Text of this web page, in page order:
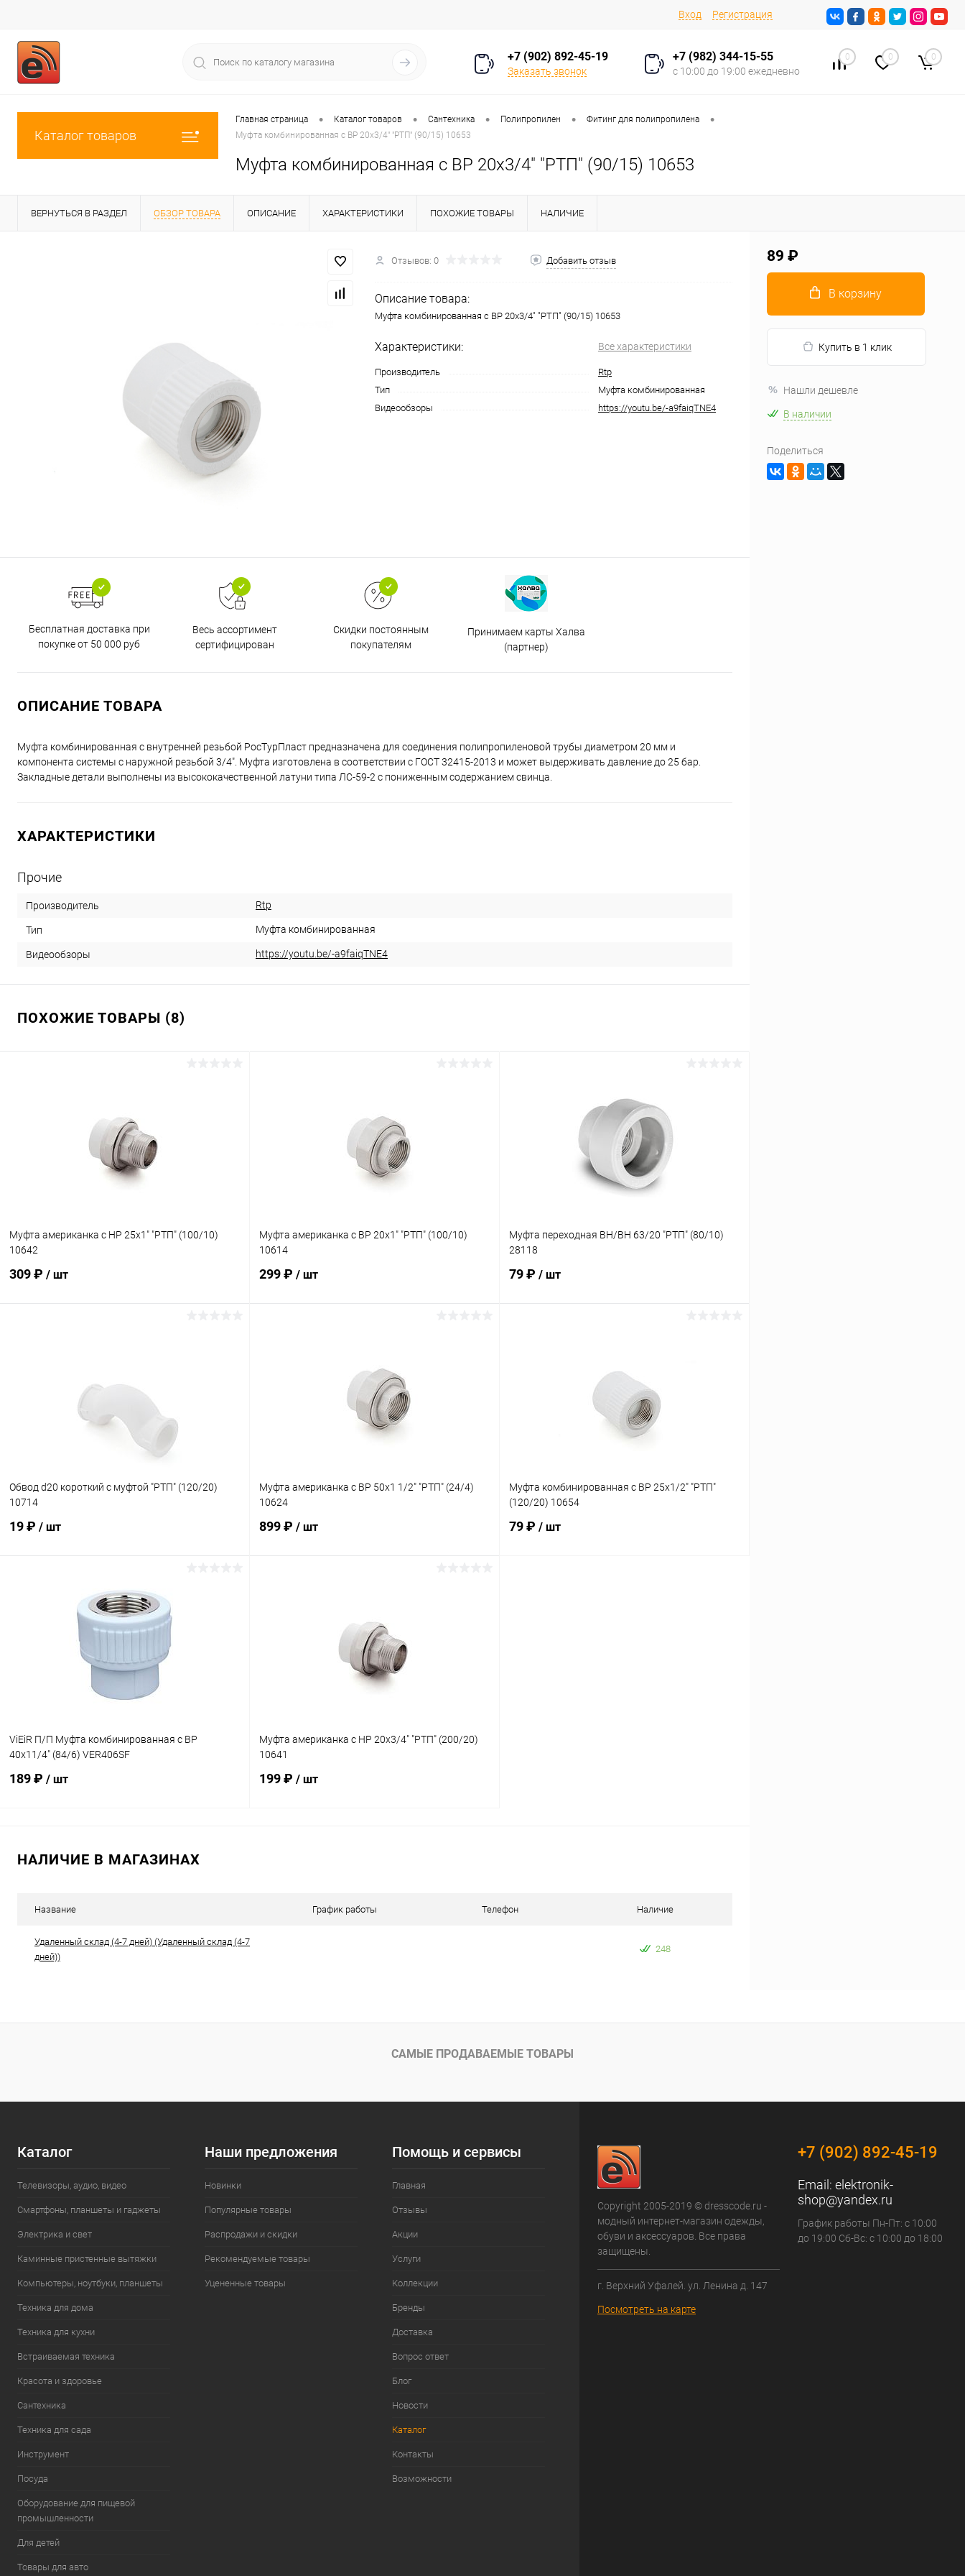
Вход Регистрация
+7 (902) 892-45-19
Заказать звонок
+7 (982) 344-15-55
с 10:00 до 19:00 ежедневно
0 0 0
Каталог товаров
Главная страница • Каталог товаров • Сантехника • Полипропилен • Фитинг для полипропилена •
Муфта комбинированная с ВР 20х3/4" "РТП" (90/15) 10653
Муфта комбинированная с ВР 20х3/4" "РТП" (90/15) 10653
ВЕРНУТЬСЯ В РАЗДЕЛ ОБЗОР ТОВАРА ОПИСАНИЕ ХАРАКТЕРИСТИКИ ПОХОЖИЕ ТОВАРЫ НАЛИЧИЕ
Отзывов: 0 Добавить отзыв
Описание товара:
Муфта комбинированная с ВР 20х3/4" "РТП" (90/15) 10653
Характеристики: Все характеристики
Производитель
Rtp
Тип
Муфта комбинированная
Видеообзоры
https://youtu.be/-a9faiqTNE4
Бесплатная доставка при
покупке от 50 000 руб
Весь ассортимент
сертифицирован
Скидки постоянным
покупателям
Принимаем карты Халва
(партнер)
ОПИСАНИЕ ТОВАРА
Муфта комбинированная с внутренней резьбой РосТурПласт предназначена для соединения полипропиленовой трубы диаметром 20 мм и
компонента системы с наружной резьбой 3/4". Муфта изготовлена в соответствии с ГОСТ 32415-2013 и может выдерживать давление до 25 бар.
Закладные детали выполнены из высококачественной латуни типа ЛС-59-2 с пониженным содержанием свинца.
ХАРАКТЕРИСТИКИ
Прочие
Производитель Rtp
Тип Муфта комбинированная
Видеообзоры https://youtu.be/-a9faiqTNE4
ПОХОЖИЕ ТОВАРЫ (8)
Муфта американка с НР 25х1" "РТП" (100/10)
10642
309 ₽ / шт
Муфта американка с ВР 20х1" "РТП" (100/10)
10614
299 ₽ / шт
В наличии
Муфта переходная ВН/ВН 63/20 "РТП" (80/10)
28118
79 ₽ / шт
В наличии
Обвод d20 короткий с муфтой "РТП" (120/20)
10714
19 ₽ / шт
Купить в 1 клик К сравнению
В наличии
Муфта американка с ВР 50х1 1/2" "РТП" (24/4)
10624
899 ₽ / шт
В наличии
Муфта комбинированная с ВР 25х1/2" "РТП"
(120/20) 10654
79 ₽ / шт
ViEiR П/П Муфта комбинированная с ВР
40х11/4" (84/6) VER406SF
189 ₽ / шт
Муфта американка с НР 20х3/4" "РТП" (200/20)
10641
199 ₽ / шт
НАЛИЧИЕ В МАГАЗИНАХ
Название График работы Телефон Наличие
Удаленный склад (4-7 дней) (Удаленный склад (4-7
дней))
248
89 ₽
В корзину
Купить в 1 клик
Нашли дешевле
В наличии
Поделиться
САМЫЕ ПРОДАВАЕМЫЕ ТОВАРЫ
Каталог
Телевизоры, аудио, видео
Смартфоны, планшеты и гаджеты
Электрика и свет
Каминные пристенные вытяжки
Компьютеры, ноутбуки, планшеты
Техника для дома
Техника для кухни
Встраиваемая техника
Красота и здоровье
Сантехника
Техника для сада
Инструмент
Посуда
Оборудование для пищевой
промышленности
Для детей
Товары для авто
Наши предложения
Новинки
Популярные товары
Распродажи и скидки
Рекомендуемые товары
Уцененные товары
Помощь и сервисы
Главная
Отзывы
Акции
Услуги
Коллекции
Бренды
Доставка
Вопрос ответ
Блог
Новости
Каталог
Контакты
Возможности
Copyright 2005-2019 © dresscode.ru -
модный интернет-магазин одежды,
обуви и аксессуаров. Все права
защищены.
г. Верхний Уфалей. ул. Ленина д. 147
Посмотреть на карте
+7 (902) 892-45-19
Email: elektronik-
shop@yandex.ru
График работы Пн-Пт: с 10:00
до 19:00 Сб-Вс: с 10:00 до 18:00